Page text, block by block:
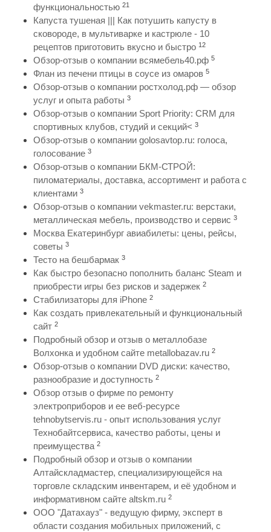
функциональностью 21
Капуста тушеная ||| Как потушить капусту в
сковороде, в мультиварке и кастрюле - 10
рецептов приготовить вкусно и быстро 12
Обзор-отзыв о компании всямебель40.рф 5
Флан из печени птицы в соусе из омаров 5
Обзор-отзыв о компании ростхолод.рф — обзор
услуг и опыта работы 3
Обзор-отзыв о компании Sport Priority: CRM для
спортивных клубов, студий и секций< 3
Обзор-отзыв о компании golosavtop.ru: голоса,
голосование 3
Обзор-отзыв о компании БКМ-СТРОЙ:
пиломатериалы, доставка, ассортимент и работа с
клиентами 3
Обзор-отзыв о компании vekmaster.ru: верстаки,
металлическая мебель, производство и сервис 3
Москва Екатеринбург авиабилеты: цены, рейсы,
советы 3
Тесто на бешбармак 3
Как быстро безопасно пополнить баланс Steam и
приобрести игры без рисков и задержек 2
Стабилизаторы для iPhone 2
Как создать привлекательный и функциональный
сайт 2
Подробный обзор и отзыв о металлобазе
Волхонка и удобном сайте metallobazav.ru 2
Обзор-отзыв о компании DVD диски: качество,
разнообразие и доступность 2
Обзор отзыв о фирме по ремонту
электроприборов и ее веб-ресурсе
tehnobytservis.ru - опыт использования услуг
Технобайтсервиса, качество работы, цены и
преимущества 2
Подробный обзор и отзыв о компании
Алтайскладмастер, специализирующейся на
торговле складским инвентарем, и её удобном и
информативном сайте altskm.ru 2
ООО "Датахауз" - ведущую фирму, эксперт в
области создания мобильных приложений, с